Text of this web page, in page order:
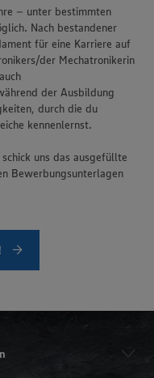
– unter bestimmten
Nach bestandener
für eine Karriere auf
der Mechatronikerin
der Ausbildung
durch die du
kennenlernst.
uns das ausgefüllte
Bewerbungsunterlagen